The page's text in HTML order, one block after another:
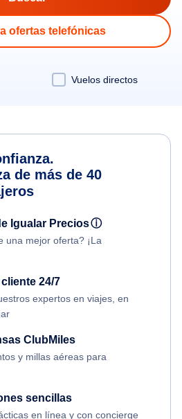
ofertas telefónicas
Vuelos directos
de más de 40
Igualar Preciosⓘ
una mejor oferta? ¡La
24/7
expertos en viajes, en
ClubMiles
y millas aéreas para
sencillas
en línea y con concierge